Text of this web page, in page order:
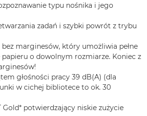
typu nośnika i jego
zadań i szybki powrót z trybu
marginesów, który umożliwia pełne
o dowolnym rozmiarze. Koniec z
głośności pracy 39 dB(A) (dla
w cichej bibliotece to ok. 30
Gold* potwierdzający niskie zużycie